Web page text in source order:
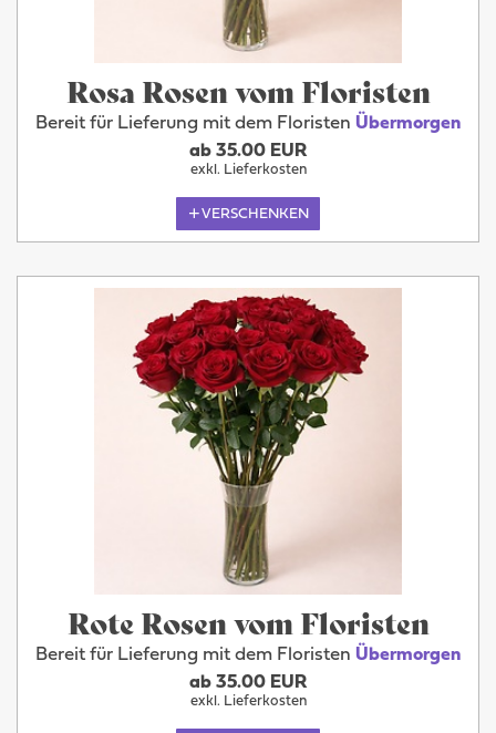
Rosa Rosen vom Floristen
Bereit für Lieferung mit dem Floristen Übermorgen
ab 35.00 EUR
exkl. Lieferkosten
VERSCHENKEN
Rote Rosen vom Floristen
Bereit für Lieferung mit dem Floristen Übermorgen
ab 35.00 EUR
exkl. Lieferkosten